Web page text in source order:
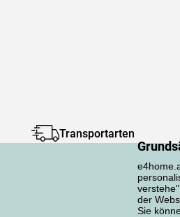
der
Sie
Transportarten
Datenschutzerklärung